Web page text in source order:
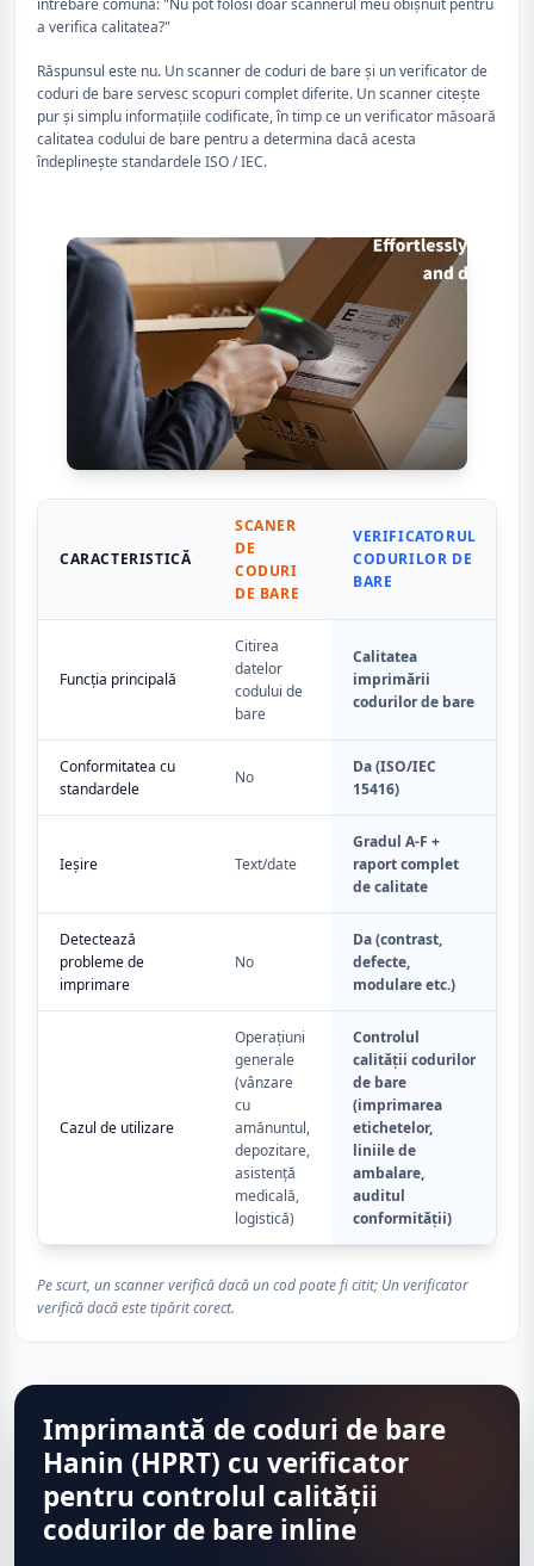
întrebare comună: "Nu pot folosi doar scannerul meu obișnuit pentru
a verifica calitatea?"
Răspunsul este nu. Un scanner de coduri de bare și un verificator de
coduri de bare servesc scopuri complet diferite. Un scanner citește
pur și simplu informațiile codificate, în timp ce un verificator măsoară
calitatea codului de bare pentru a determina dacă acesta
îndeplinește standardele ISO / IEC.
CARACTERISTICĂ
SCANER
DE
CODURI
DE BARE
VERIFICATORUL
CODURILOR DE
BARE
Funcția principală
Citirea
datelor
codului de
bare
Calitatea
imprimării
codurilor de bare
Conformitatea cu
standardele
No
Da (ISO/IEC
15416)
Ieșire Text/date
Gradul A-F +
raport complet
de calitate
Detectează
probleme de
imprimare
No
Da (contrast,
defecte,
modulare etc.)
Cazul de utilizare
Operațiuni
generale
(vânzare
cu
amănuntul,
depozitare,
asistență
medicală,
logistică)
Controlul
calității codurilor
de bare
(imprimarea
etichetelor,
liniile de
ambalare,
auditul
conformității)
Pe scurt, un scanner verifică dacă un cod poate fi citit; Un verificator
verifică dacă este tipărit corect.
Imprimantă de coduri de bare
Hanin (HPRT) cu verificator
pentru controlul calității
codurilor de bare inline